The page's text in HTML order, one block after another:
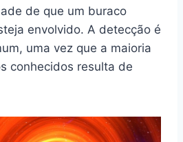
de que um buraco
envolvido. A detecção é
uma vez que a maioria
conhecidos resulta de